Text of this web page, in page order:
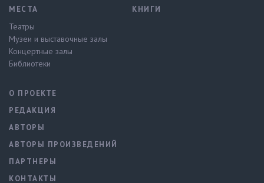
МЕСТА
Театры
Музеи и выставочные залы
Концертные залы
Библиотеки
КНИГИ
О ПРОЕКТЕ
РЕДАКЦИЯ
АВТОРЫ
АВТОРЫ ПРОИЗВЕДЕНИЙ
ПАРТНЕРЫ
КОНТАКТЫ